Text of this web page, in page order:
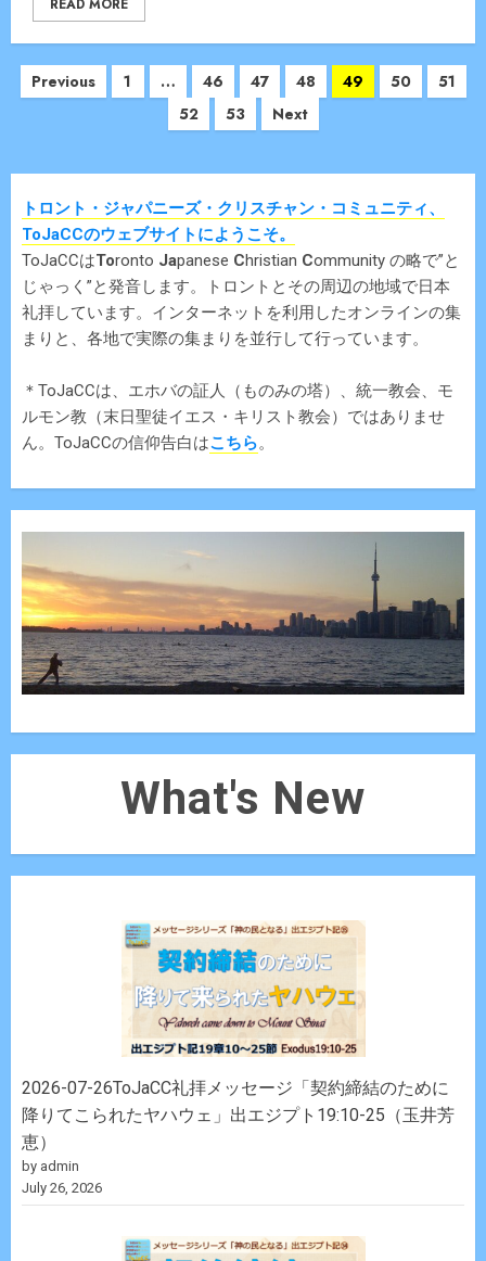
READ MORE
Posts
Previous 1 … 46 47 48 49 50
51
52
53 Next
トロント・ジャパニーズ・クリスチャン・コミュニティ、
ToJaCCのウェブサイトにようこそ。
ToJaCCはToronto Japanese Christian Community の略で”と
じゃっく”と発音します。トロントとその周辺の地域で日本
礼拝しています。インターネットを利用したオンラインの集
まりと、各地で実際の集まりを並行して行っています。
＊ToJaCCは、エホバの証人（ものみの塔）、統一教会、モ
ルモン教（末日聖徒イエス・キリスト教会）ではありませ
ん。ToJaCCの信仰告白はこちら。
What's New
2026-07-26ToJaCC礼拝メッセージ「契約締結のために
降りてこられたヤハウェ」出エジプト19:10-25（玉井芳
恵）
by admin
July 26, 2026